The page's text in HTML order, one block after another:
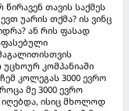
თავის საქმეს
უარის თქმა? ის ვინც
ან რის ფასად
კომპანიაში
კოლეგას 3000 ევრო
მე 3000 ევრო
იღებდა, ისიც მხოლოდ